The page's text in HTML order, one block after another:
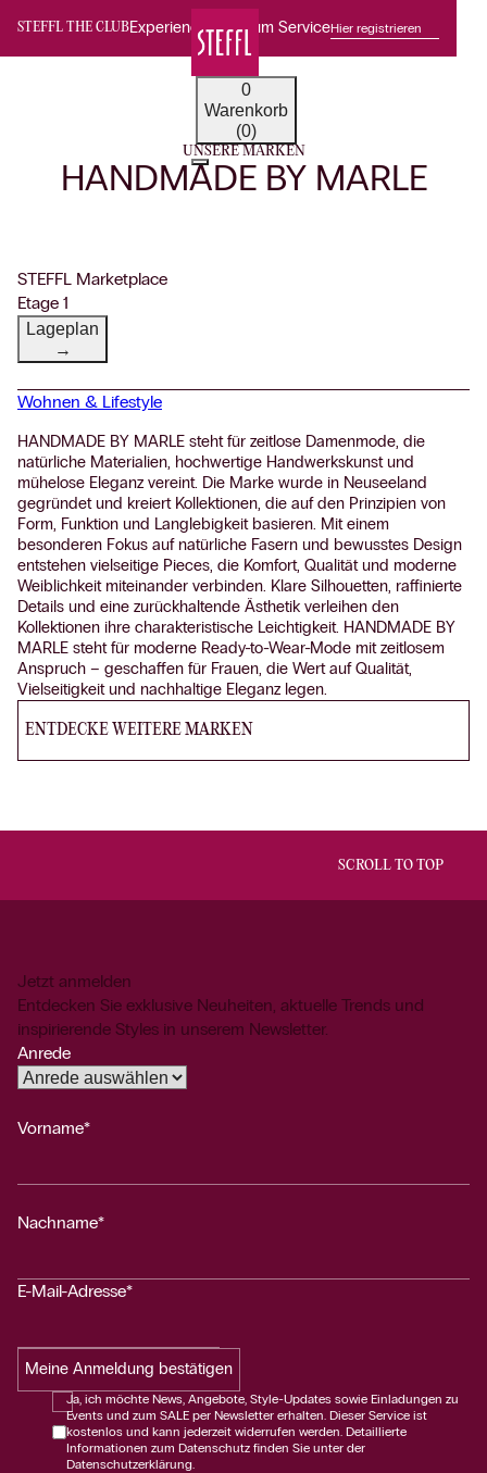
STEFFL THE CLUBExperience Premium ServiceHier registrieren
0
Warenkorb
(0)
UNSERE MARKEN
HANDMADE BY MARLE
STEFFL Marketplace
Etage 1
Lageplan
→
Wohnen & Lifestyle
HANDMADE BY MARLE steht für zeitlose Damenmode, die
natürliche Materialien, hochwertige Handwerkskunst und
mühelose Eleganz vereint. Die Marke wurde in Neuseeland
gegründet und kreiert Kollektionen, die auf den Prinzipien von
Form, Funktion und Langlebigkeit basieren. Mit einem
besonderen Fokus auf natürliche Fasern und bewusstes Design
entstehen vielseitige Pieces, die Komfort, Qualität und moderne
Weiblichkeit miteinander verbinden. Klare Silhouetten, raffinierte
Details und eine zurückhaltende Ästhetik verleihen den
Kollektionen ihre charakteristische Leichtigkeit. HANDMADE BY
MARLE steht für moderne Ready-to-Wear-Mode mit zeitlosem
Anspruch – geschaffen für Frauen, die Wert auf Qualität,
Vielseitigkeit und nachhaltige Eleganz legen.
ENTDECKE WEITERE MARKEN
SCROLL TO TOP
Jetzt anmelden
Entdecken Sie exklusive Neuheiten, aktuelle Trends und
inspirierende Styles in unserem Newsletter.
Anrede
Vorname*
Nachname*
E-Mail-Adresse*
Meine Anmeldung bestätigen
Ja, ich möchte News, Angebote, Style-Updates sowie Einladungen zu
Events und zum SALE per Newsletter erhalten. Dieser Service ist
kostenlos und kann jederzeit widerrufen werden. Detaillierte
Informationen zum Datenschutz finden Sie unter der
Datenschutzerklärung.